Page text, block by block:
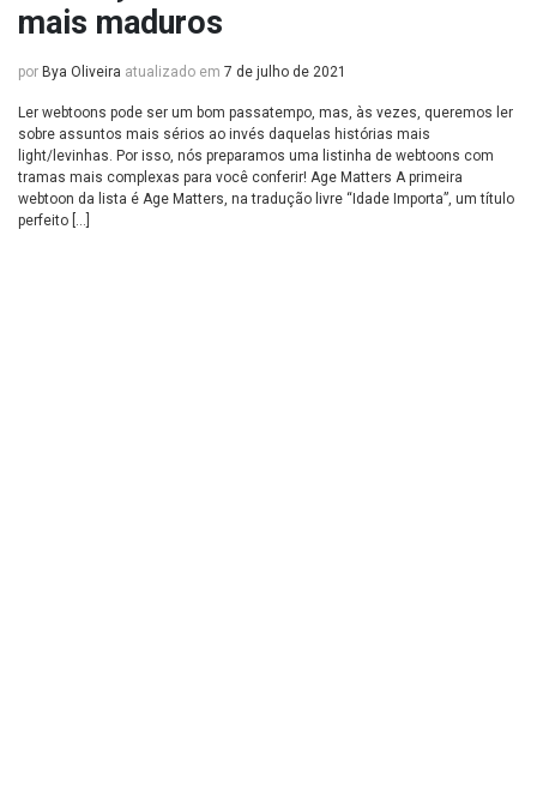
mais maduros
por Bya Oliveira atualizado em 7 de julho de 2021
Ler webtoons pode ser um bom passatempo, mas, às vezes, queremos ler
sobre assuntos mais sérios ao invés daquelas histórias mais
light/levinhas. Por isso, nós preparamos uma listinha de webtoons com
tramas mais complexas para você conferir! Age Matters A primeira
webtoon da lista é Age Matters, na tradução livre “Idade Importa”, um título
perfeito […]